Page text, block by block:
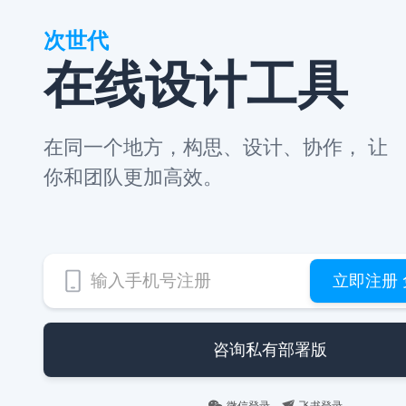
次世代
在线设计工具
在同一个地方，构思、设计、协作， 让
你和团队更加高效。
立即注册
咨询私有部署版